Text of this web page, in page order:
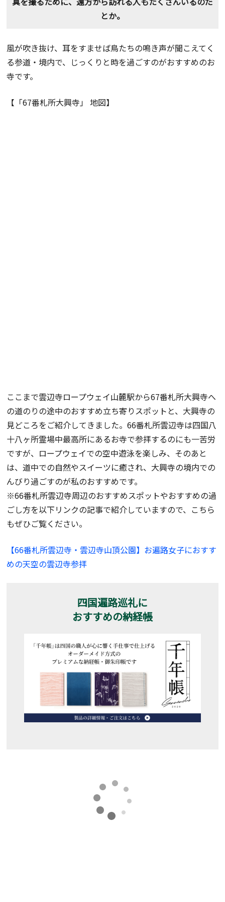
とか。
風が吹き抜け、耳をすませば鳥たちの鳴き声が聞こえてく
る参道・境内で、じっくりと時を過ごすのがおすすめのお
寺です。
【「67番札所大興寺」 地図】
ここまで雲辺寺ロープウェイ山麓駅から67番札所大興寺へ
の道のりの途中のおすすめ立ち寄りスポットと、大興寺の
見どころをご紹介してきました。66番札所雲辺寺は四国八
十八ヶ所霊場中最高所にあるお寺で参拝するのにも一苦労
ですが、ロープウェイでの空中遊泳を楽しみ、そのあと
は、道中での自然やスイーツに癒され、大興寺の境内での
んびり過ごすのが私のおすすめです。
※66番札所雲辺寺周辺のおすすめスポットやおすすめの過
ごし方を以下リンクの記事で紹介していますので、こちら
もぜひご覧ください。
【66番札所雲辺寺・雲辺寺山頂公園】お遍路女子におすす
めの天空の雲辺寺参拝
四国遍路巡礼に
おすすめの納経帳